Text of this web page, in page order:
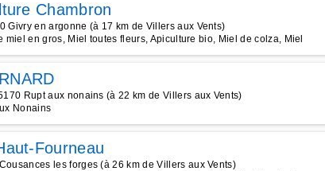
Chambron
Givry en argonne (à 17 km de Villers aux Vents)
miel en gros, Miel toutes fleurs, Apiculture bio, Miel de colza, Miel
Rupt aux nonains (à 22 km de Villers aux Vents)
Nonains
Fourneau
les forges (à 26 km de Villers aux Vents)